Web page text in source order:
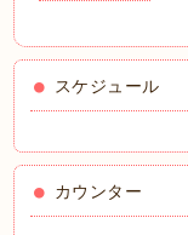
スケジュール
カウンター